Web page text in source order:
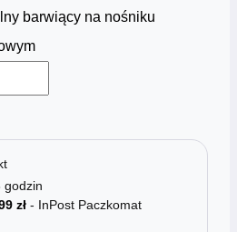
barwiący na nośniku
godzin
zł - InPost Paczkomat